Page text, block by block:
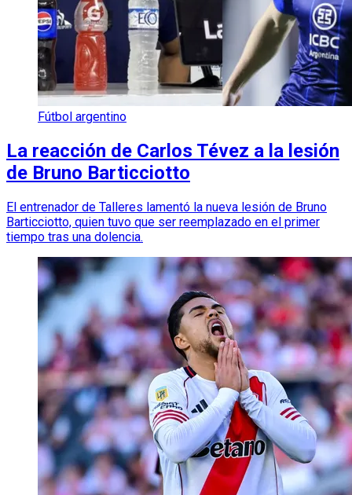
Fútbol argentino
La reacción de Carlos Tévez a la lesión
de Bruno Barticciotto
El entrenador de Talleres lamentó la nueva lesión de Bruno
Barticciotto, quien tuvo que ser reemplazado en el primer
tiempo tras una dolencia.